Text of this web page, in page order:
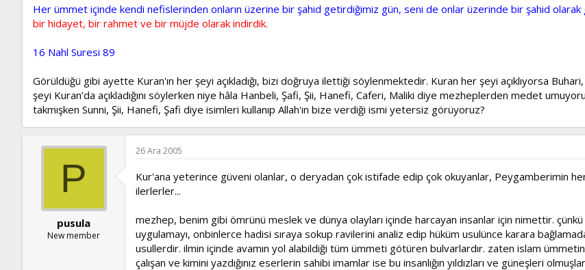
Her ümmet içinde kendi nefislerinden onların üzerine bir şahid getirdiğimiz gün, seni de onlar üzerinde bir şahid olarak
bir hidayet, bir rahmet ve bir müjde olarak indirdik.
16 Nahl Suresi 89
Görüldüğü gibi ayette Kuran'ın her şeyi açıkladığı, bizi doğruya ilettiği söylenmektedir. Kuran her şeyi açıklıyorsa
şeyi Kuran’da açıkladığını söylerken niye hâla Hanbeli, Şafi, Şii, Hanefi, Caferi, Maliki diye mezheplerden medet
takmışken Sunni, Şii, Hanefi, Şafi diye isimleri kullanıp Allah'ın bize verdiği ismi yetersiz görüyoruz?
P
pusula
New member
26 Ara 2005
Kur'ana yeterince güveni olanlar, o deryadan çok istifade edip çok okuyanlar, Peygamberimin
ilerlerler...
mezhep, benim gibi ömrünü meslek ve dünya olayları içinde harcayan insanlar için nimettir.
uygulamayı, onbinlerce hadisi sıraya sokup ravilerini analiz edip hüküm usulünce karara
usullerdir. ilmin içinde avamın yol alabildiği tüm ümmeti götüren bulvarlardır. zaten islam
çalışan ve kimini yazdığınız eserlerin sahibi imamlar ise bu insanlığın yıldızları ve güneşleri